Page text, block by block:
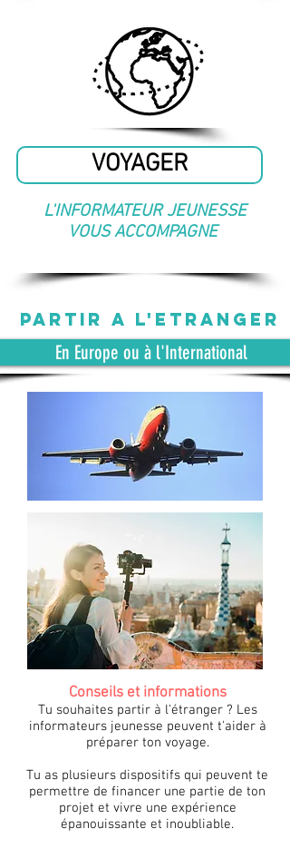
VOYAGER
L'INFORMATEUR JEUNESSE
VOUS ACCOMPAGNE
partiR a l'ETRANGER
En Europe ou à l'International
Conseils et informations
Tu souhaites partir à l'étranger ? Les
informateurs jeunesse peuvent t'aider à
préparer ton voyage.
Tu as plusieurs dispositifs qui peuvent te
permettre de financer une partie de ton
projet et vivre une expérience
épanouissante et inoubliable.